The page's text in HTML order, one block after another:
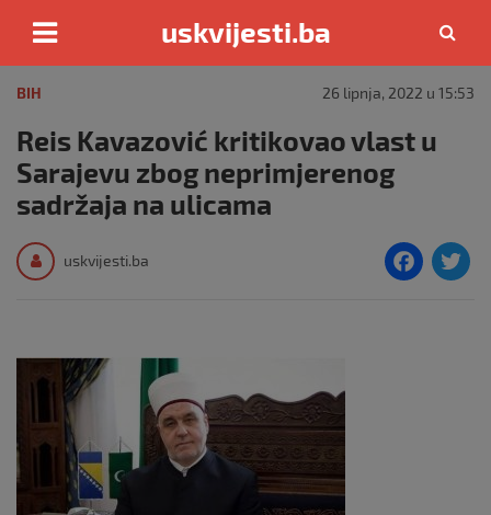
content
uskvijesti.ba
BIH 26 lipnja, 2022 u 15:53
Reis Kavazović kritikovao vlast u
Sarajevu zbog neprimjerenog
sadržaja na ulicama
uskvijesti.ba
F